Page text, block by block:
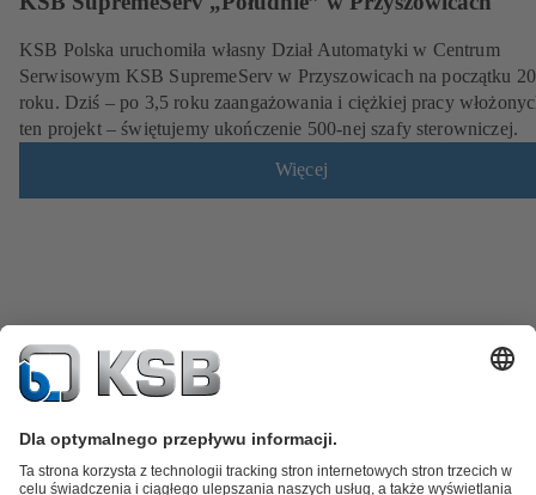
KSB Polska uruchomiła własny Dział Automatyki w Centrum
Serwisowym KSB SupremeServ w Przyszowicach na początku
roku. Dziś – po 3,5 roku zaangażowania i ciężkiej pracy
ten projekt – świętujemy ukończenie 500-nej szafy sterowniczej.
Więcej